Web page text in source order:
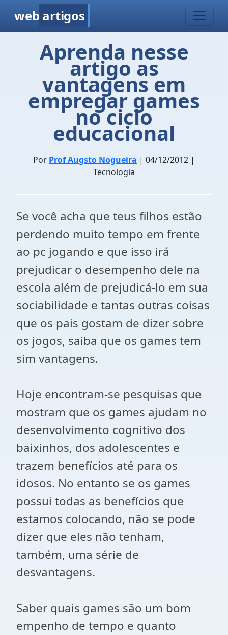
web artigos
Aprenda nesse
artigo as
vantagens em
empregar games
no ciclo
educacional
Por Prof Augsto Nogueira | 04/12/2012 |
Tecnologia
Se você acha que teus filhos estão
perdendo muito tempo em frente
ao pc jogando e que isso irá
prejudicar o desempenho dele na
escola além de prejudicá-lo em sua
sociabilidade e tantas outras coisas
que os pais gostam de dizer sobre
os jogos, saiba que os games tem
sim vantagens.
Hoje encontram-se pesquisas que
mostram que os games ajudam no
desenvolvimento cognitivo dos
baixinhos, dos adolescentes e
trazem benefícios até para os
idosos. No entanto se os games
possui todas as benefícios que
estamos colocando, não se pode
dizer que eles não tenham,
também, uma série de
desvantagens.
Saber quais games são um bom
empenho de tempo e quanto